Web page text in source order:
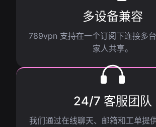
多设备兼容
789vpn 支持在一个订阅下连接多
家人共享。
24/7 客服团队
我们通过在线聊天、邮箱和工单提